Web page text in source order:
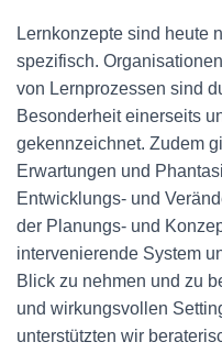
Lernkonzepte sind heute
spezifisch.
von Lernprozessen sind
Besonderheit einerseits
gekennzeichnet. Zudem
Erwartungen und
Entwicklungs- und
der Planungs- und
intervenierende System
Blick zu nehmen und zu
und wirkungsvollen
unterstützten wir